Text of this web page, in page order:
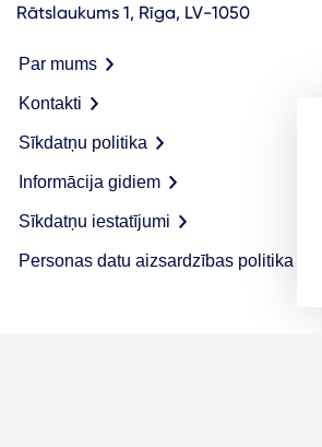
Rātslaukums 1, Rīga, LV-1050
Par mums
Kontakti
Sīkdatņu politika
Informācija gidiem
Sīkdatņu iestatījumi
Personas datu aizsardzības politika